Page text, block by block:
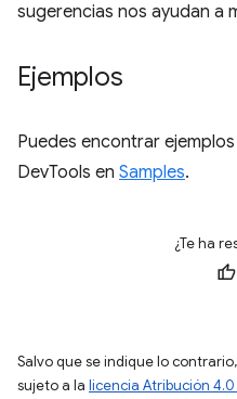
sugerencias nos ayudan a
Ejemplos
Puedes encontrar
DevTools en Samples.
¿Te ha
Salvo que se indique lo
sujeto a la licencia Atribución